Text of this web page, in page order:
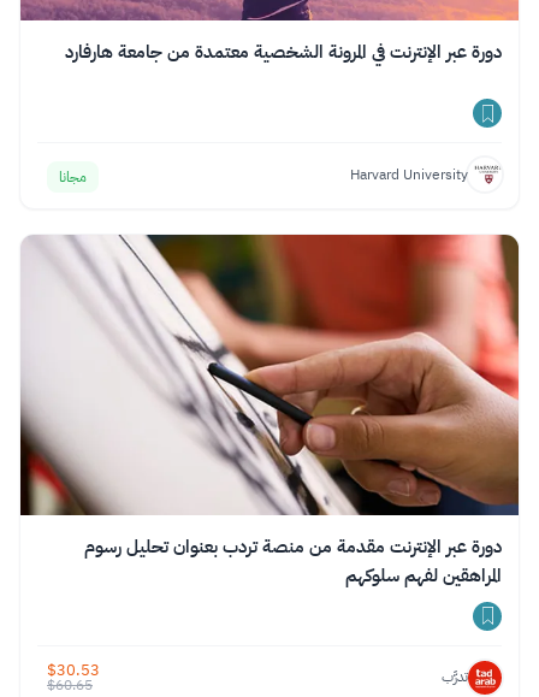
دورة عبر الإنترنت في المرونة الشخصية معتمدة من جامعة هارفارد
Harvard University مجانا
دورة عبر الإنترنت مقدمة من منصة تردب بعنوان تحليل رسوم
المراهقين لفهم سلوكهم
تدرَّب $30.53
$60.65